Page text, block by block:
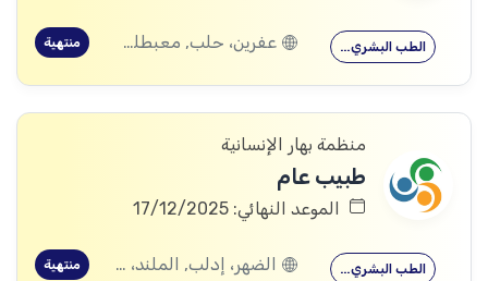
الطب البشري… عفرين، حلب, معبطلي، حلب منتهية
منظمة بهار الإنسانية
طبيب عام
الموعد النهائي: 17/12/2025
الطب البشري… الضهر، إدلب, الملند، إدلب, الناجية، إدلب منتهية